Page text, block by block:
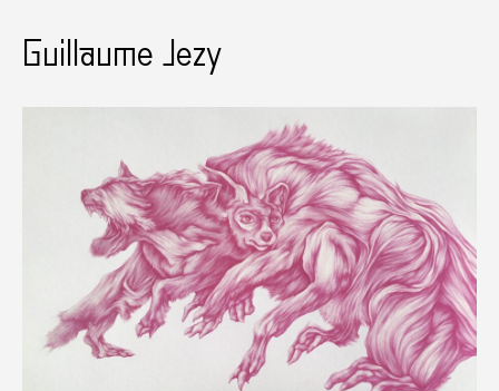
Guillaume Jezy